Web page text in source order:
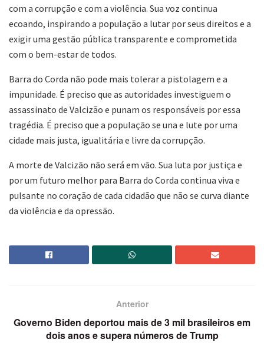
com a corrupção e com a violência. Sua voz continua
ecoando, inspirando a população a lutar por seus direitos e a
exigir uma gestão pública transparente e comprometida
com o bem-estar de todos.
Barra do Corda não pode mais tolerar a pistolagem e a
impunidade. É preciso que as autoridades investiguem o
assassinato de Valcizão e punam os responsáveis por essa
tragédia. É preciso que a população se una e lute por uma
cidade mais justa, igualitária e livre da corrupção.
A morte de Valcizão não será em vão. Sua luta por justiça e
por um futuro melhor para Barra do Corda continua viva e
pulsante no coração de cada cidadão que não se curva diante
da violência e da opressão.
Anterior
Governo Biden deportou mais de 3 mil brasileiros em
dois anos e supera números de Trump